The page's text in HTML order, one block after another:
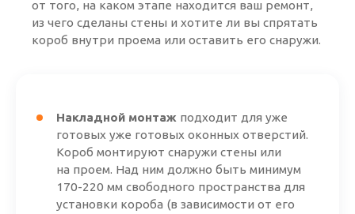
от того, на каком этапе находится ваш ремонт,
из чего сделаны стены и хотите ли вы спрятать
короб внутри проема или оставить его снаружи.
Накладной монтаж подходит для уже
готовых уже готовых оконных отверстий.
Короб монтируют снаружи стены или
на проем. Над ним должно быть минимум
170-220 мм свободного пространства для
установки короба (в зависимости от его